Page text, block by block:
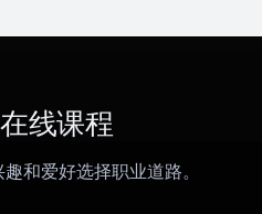
线课程
和爱好选择职业道路。